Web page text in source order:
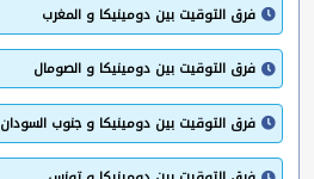
فرق التوقيت بين دومينيكا و المغرب
فرق التوقيت بين دومينيكا و الصومال
فرق التوقيت بين دومينيكا و جنوب السودان